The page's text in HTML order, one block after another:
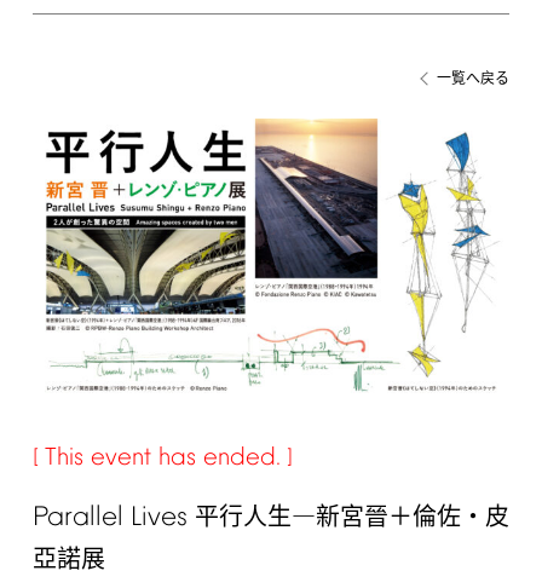
一覧へ戻る
This event has ended.
Parallel Lives 平行人生―新宮晉＋倫佐・皮
亞諾展